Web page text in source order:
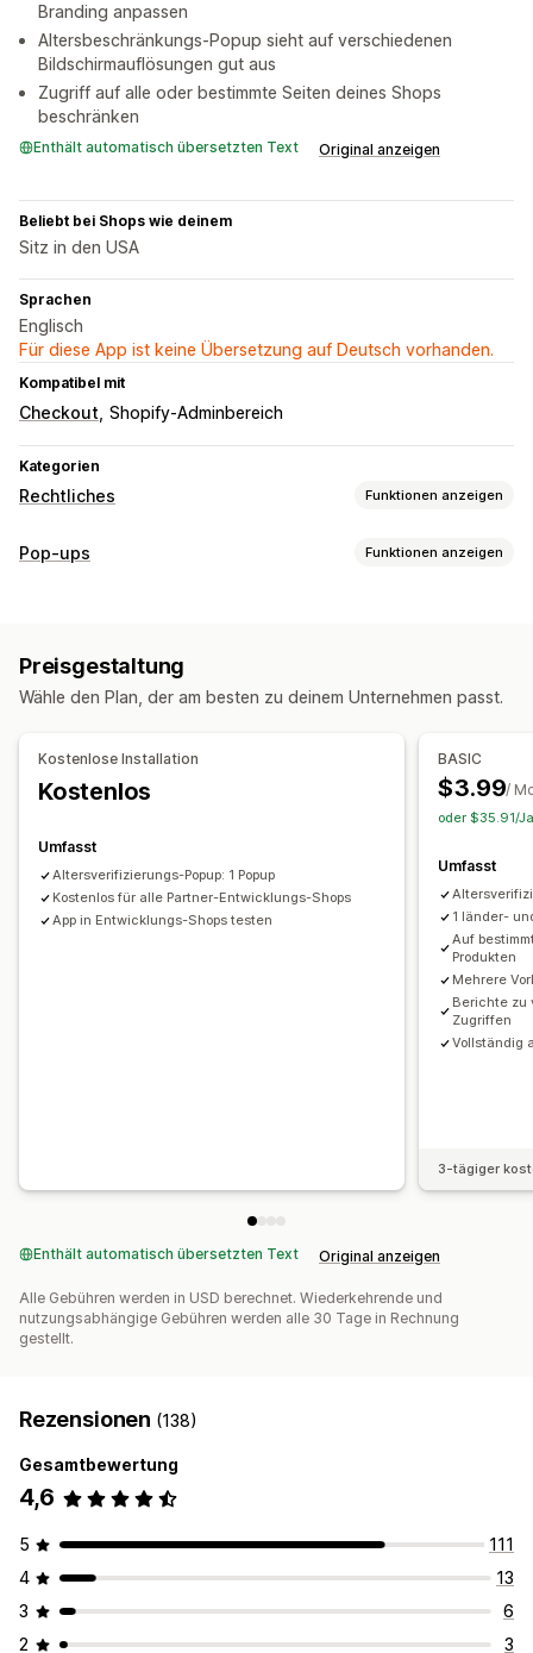
Branding anpassen
Altersbeschränkungs-Popup sieht auf verschiedenen
Bildschirmauflösungen gut aus
Zugriff auf alle oder bestimmte Seiten deines Shops
beschränken
Enthält automatisch übersetzten Text Original anzeigen
Beliebt bei Shops wie deinem
Sitz in den USA
Sprachen
Englisch
Für diese App ist keine Übersetzung auf Deutsch vorhanden.
Kompatibel mit
Checkout Shopify-Adminbereich
Kategorien
Rechtliches Funktionen anzeigen
Compliance
Anpassung
Benutzerdefiniertes CSS
Seitenbeschränkung
Geolokalisierung
Benutzerdefinierter Text
Pop-ups Funktionen anzeigen
Popups verwalten
Automatisierungen
Segmentierung Tagging Berichterstattung
Analysen
A/B-Tests
Tracking APIs und Webhooks
Preisgestaltung
Wähle den Plan, der am besten zu deinem Unternehmen passt.
Kostenlose Installation
Kostenlos
Umfasst
Altersverifizierungs-Popup: 1 Popup
Kostenlos für alle Partner-Entwicklungs-Shops
App in Entwicklungs-Shops testen
BASIC
$3.99/
oder $35.91/
Umfasst
1 länder-
Auf
Produkten
Mehrere
Berichte zu
Zugriffen
Vollständig
3-tägiger
Enthält automatisch übersetzten Text Original anzeigen
Alle Gebühren werden in USD berechnet. Wiederkehrende und
nutzungsabhängige Gebühren werden alle 30 Tage in Rechnung
gestellt.
Rezensionen (138)
Gesamtbewertung
4,6
5
111
4
13
3
6
2
3